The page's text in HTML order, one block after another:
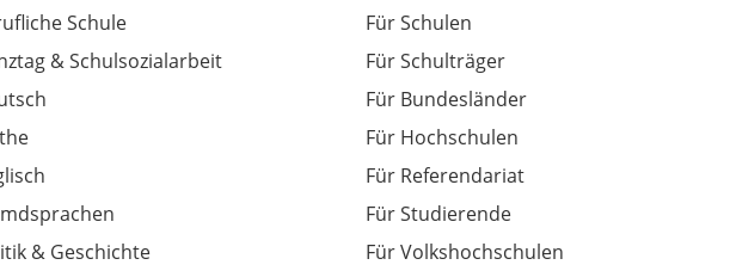
Schule
& Schulsozialarbeit
& Geschichte
Für Schulen
Für Schulträger
Für Bundesländer
Für Hochschulen
Für Referendariat
Für Studierende
Für Volkshochschulen